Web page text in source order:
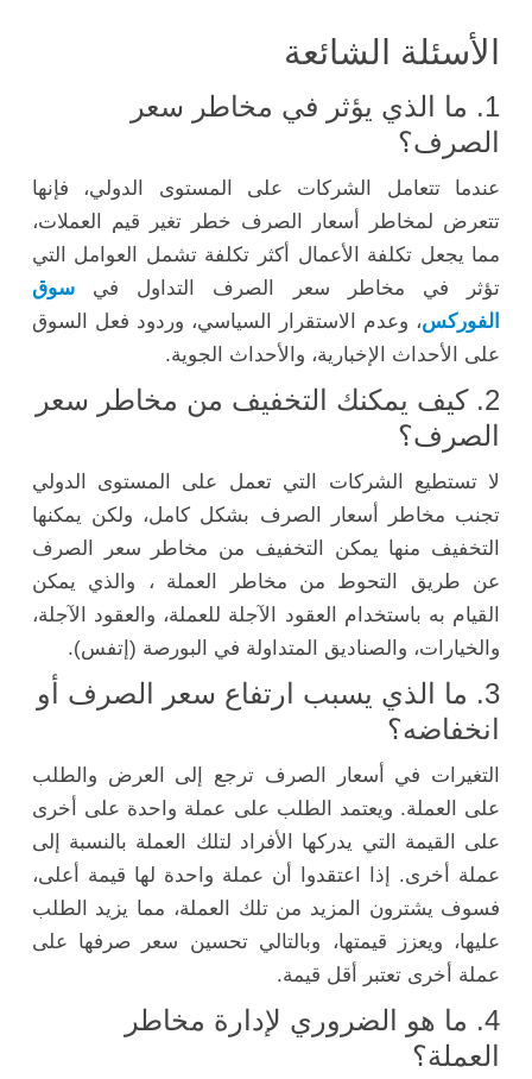
الأسئلة الشائعة
1. ما الذي يؤثر في مخاطر سعر
الصرف؟
عندما تتعامل الشركات على المستوى الدولي، فإنها
تتعرض لمخاطر أسعار الصرف خطر تغير قيم العملات،
مما يجعل تكلفة الأعمال أكثر تكلفة تشمل العوامل التي
تؤثر في مخاطر سعر الصرف التداول فيسوق
الفوركس، وعدم الاستقرار السياسي، وردود فعل السوق
على الأحداث الإخبارية، والأحداث الجوية.
2. كيف يمكنك التخفيف من مخاطر سعر
الصرف؟
لا تستطيع الشركات التي تعمل على المستوى الدولي
تجنب مخاطر أسعار الصرف بشكل كامل، ولكن يمكنها
التخفيف منها يمكن التخفيف من مخاطر سعر الصرف
عن طريق التحوط من مخاطر العملة ، والذي يمكن
القيام به باستخدام العقود الآجلة للعملة، والعقود الآجلة،
والخيارات، والصناديق المتداولة في البورصة (إتفس).
3. ما الذي يسبب ارتفاع سعر الصرف أو
انخفاضه؟
التغيرات في أسعار الصرف ترجع إلى العرض والطلب
على العملة. ويعتمد الطلب على عملة واحدة على أخرى
على القيمة التي يدركها الأفراد لتلك العملة بالنسبة إلى
عملة أخرى. إذا اعتقدوا أن عملة واحدة لها قيمة أعلى،
فسوف يشترون المزيد من تلك العملة، مما يزيد الطلب
عليها، ويعزز قيمتها، وبالتالي تحسين سعر صرفها على
عملة أخرى تعتبر أقل قيمة.
4. ما هو الضروري لإدارة مخاطر
العملة؟